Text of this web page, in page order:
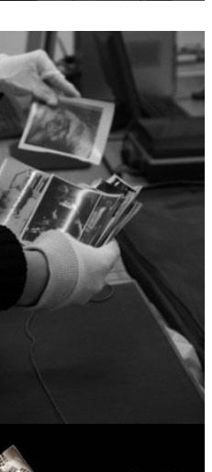
REGION MAZOWSZE